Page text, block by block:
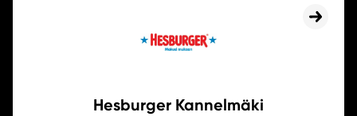
Hesburger Kannelmäki